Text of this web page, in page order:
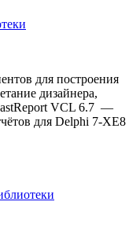
для построения
дизайнера,
VCL 6.7 —
для Delphi 7-XE8